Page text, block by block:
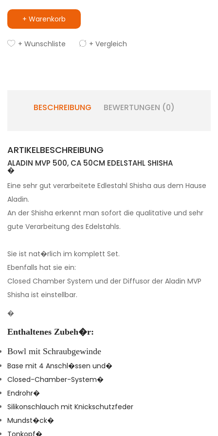
+ Warenkorb
+ Wunschliste + Vergleich
BESCHREIBUNG BEWERTUNGEN (0)
ARTIKELBESCHREIBUNG
ALADIN MVP 500, CA 50CM EDELSTAHL SHISHA
�
Eine sehr gut verarbeitete Edlestahl Shisha aus dem Hause
Aladin.
An der Shisha erkennt man sofort die qualitative und sehr
gute Verarbeitung des Edelstahls.
Sie ist nat�rlich im komplett Set.
Ebenfalls hat sie ein:
Closed Chamber System und der Diffusor der Aladin MVP
Shisha ist einstellbar.
�
Enthaltenes Zubeh�r:
Bowl mit Schraubgewinde
Base mit 4 Anschl�ssen und�
Closed-Chamber-System�
Endrohr�
Silikonschlauch mit Knickschutzfeder
Mundst�ck�
Tonkopf�